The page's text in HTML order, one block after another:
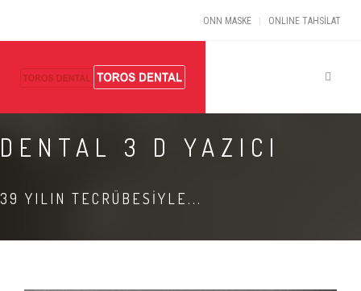
ONN MASKE ONLINE TAHSİLAT
DENTAL 3 D YAZICI
39 YILIN TECRÜBESİYLE...